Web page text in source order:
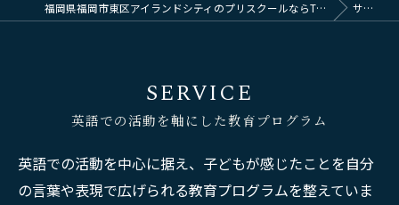
福岡県福岡市東区アイランドシティのプリスクールならThinkingKids International School サービス
英語での活動を軸にした教育プログラム
SERVICE
英語での活動を中心に据え、子どもが感じたことを自分
の言葉や表現で広げられる教育プログラムを整えていま